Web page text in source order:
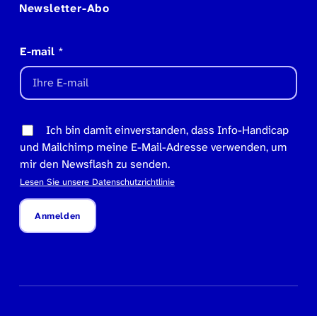
Newsletter-Abo
E-mail *
Ich bin damit einverstanden, dass Info-Handicap
und Mailchimp meine E-Mail-Adresse verwenden, um
mir den Newsflash zu senden.
Lesen Sie unsere Datenschutzrichtlinie
Anmelden